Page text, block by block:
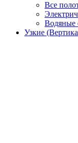
Все
Водяные
Узкие